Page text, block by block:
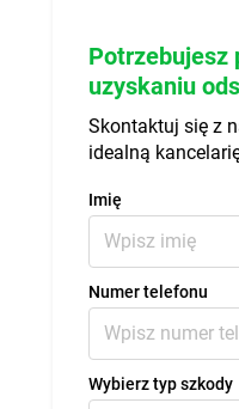
Potrzebujesz
uzyskaniu
Skontaktuj się z
idealną
Imię
Numer telefonu
Wybierz typ szkody